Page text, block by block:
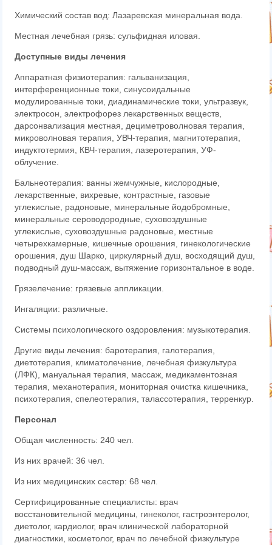
Химический состав вод: Лазаревская минеральная вода.
Местная лечебная грязь: сульфидная иловая.
Доступные виды лечения
Аппаратная физиотерапия: гальванизация,
интерференционные токи, синусоидальные
модулированные токи, диадинамические токи, ультразвук,
электросон, электрофорез лекарственных веществ,
дарсонвализация местная, дециметроволновая терапия,
микроволновая терапия, УВЧ-терапия, магнитотерапия,
индуктотермия, КВЧ-терапия, лазеротерапия, УФ-
облучение.
Бальнеотерапия: ванны жемчужные, кислородные,
лекарственные, вихревые, контрастные, газовые
углекислые, радоновые, минеральные йодобромные,
минеральные сероводородные, суховоздушные
углекислые, суховоздушные радоновые, местные
четырехкамерные, кишечные орошения, гинекологические
орошения, душ Шарко, циркулярный душ, восходящий душ,
подводный душ-массаж, вытяжение горизонтальное в воде.
Грязелечение: грязевые аппликации.
Ингаляции: различные.
Системы психологического оздоровления: музыкотерапия.
Другие виды лечения: баротерапия, галотерапия,
диетотерапия, климатолечение, лечебная физкультура
(ЛФК), мануальная терапия, массаж, медикаментозная
терапия, механотерапия, мониторная очистка кишечника,
психотерапия, спелеотерапия, талассотерапия, терренкур.
Персонал
Общая численность: 240 чел.
Из них врачей: 36 чел.
Из них медицинских сестер: 68 чел.
Сертифицированные специалисты: врач
восстановительной медицины, гинеколог, гастроэнтеролог,
диетолог, кардиолог, врач клинической лабораторной
диагностики, косметолог, врач по лечебной физкультуре